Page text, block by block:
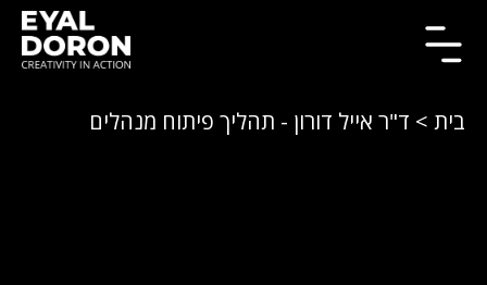
בית > ד"ר אייל דורון - תהליך פיתוח מנהלים